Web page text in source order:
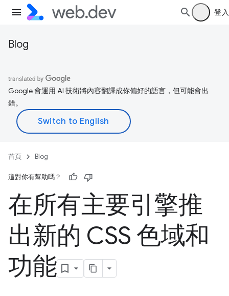
登入
Blog
Google 會運用 AI 技術將內容翻譯成你偏好的語言，但可能會出
錯。
首頁 Blog
這對你有幫助嗎？
在所有主要引擎推
出新的 CSS 色域和
功能